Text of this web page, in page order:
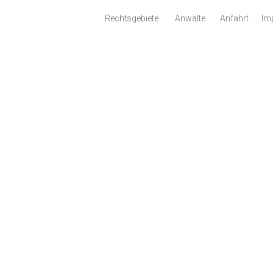
Rechtsgebiete Anwälte Anfahrt